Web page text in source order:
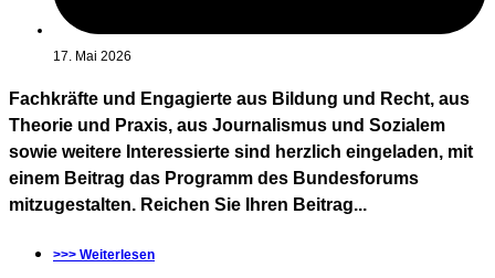
17. Mai 2026
Fachkräfte und Engagierte aus Bildung und Recht, aus
Theorie und Praxis, aus Journalismus und Sozialem
sowie weitere Interessierte sind herzlich eingeladen, mit
einem Beitrag das Programm des Bundesforums
mitzugestalten. Reichen Sie Ihren Beitrag...
>>> Weiterlesen